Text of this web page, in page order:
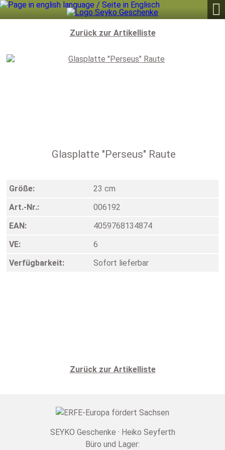

Zurück zur Artikelliste
Glasplatte "Perseus" Raute
Größe:
23 cm
Art.-Nr.:
006192
EAN:
4059768134874
VE:
6
Verfügbarkeit:
Sofort lieferbar
Zurück zur Artikelliste
SEYKO Geschenke · Heiko Seyferth
Büro und Lager: